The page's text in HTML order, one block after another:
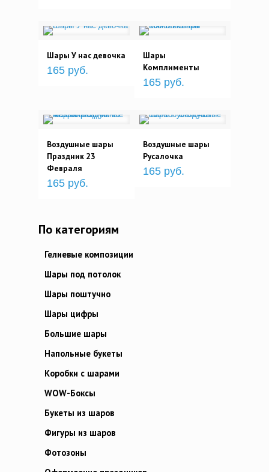
Шары У нас девочка
165 руб.
Шары
Комплименты
165 руб.
Воздушные шары
Праздник 23
Февраля
165 руб.
Воздушные шары
Русалочка
165 руб.
По категориям
Гелиевые композиции
Шары под потолок
Шары поштучно
Шары цифры
Большие шары
Напольные букеты
Коробки с шарами
WOW-Боксы
Букеты из шаров
Фигуры из шаров
Фотозоны